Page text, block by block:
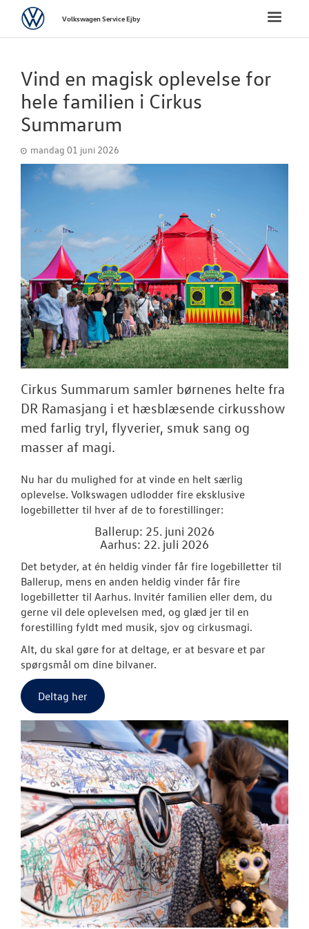
BRUGTE BILER
RESERVEDELE
NYHEDER
Tilmeld
Tilmeld dig
Danmarks
Aktuelt
Toggle
VolkswagenVolkswagen Service Ejby
Vind en magisk oplevelse for
hele familien i Cirkus
Summarum
mandag 01 juni 2026
Cirkus Summarum samler børnenes helte fra
DR Ramasjang i et hæsblæsende cirkusshow
med farlig tryl, flyverier, smuk sang og
masser af magi.
Nu har du mulighed for at vinde en helt særlig
oplevelse. Volkswagen udlodder fire eksklusive
logebilletter til hver af de to forestillinger:
Ballerup: 25. juni 2026
Aarhus: 22. juli 2026
Det betyder, at én heldig vinder får fire logebilletter til
Ballerup, mens en anden heldig vinder får fire
logebilletter til Aarhus. Invitér familien eller dem, du
gerne vil dele oplevelsen med, og glæd jer til en
forestilling fyldt med musik, sjov og cirkusmagi.
Alt, du skal gøre for at deltage, er at besvare et par
spørgsmål om dine bilvaner.
Deltag her